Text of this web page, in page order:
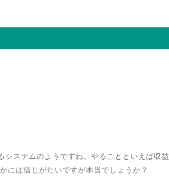
ステムのようですね。やることといえば収益
には信じがたいですが本当でしょうか？